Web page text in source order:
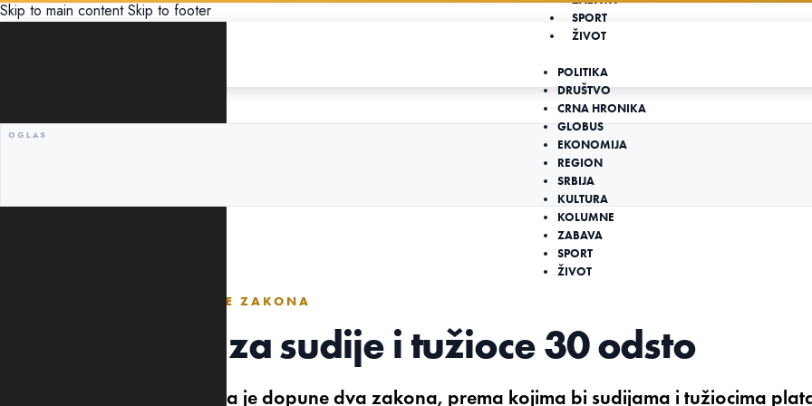
Skip to main content Skip to footer
SPORT
ŽIVOT
POLITIKA
DRUŠTVO
CRNA HRONIKA
GLOBUS
EKONOMIJA
REGION
SRBIJA
KULTURA
KOLUMNE
ZABAVA
SPORT
ŽIVOT
VLADA OBJAVILA PREDLOGE ZAKONA
Veće zarade za sudije i tužioce 30 odsto
Vlada Crne Gore predložila je dopune dva zakona, prema kojima bi sudijama i tužiocima